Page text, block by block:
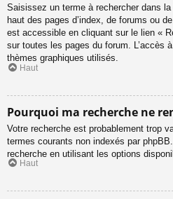
Saisissez un terme à rechercher dans
haut des pages d’index, de forums ou
est accessible en cliquant sur le lien «
sur toutes les pages du forum. L’accès
thèmes graphiques utilisés.
Haut
Pourquoi ma recherche ne
Votre recherche est probablement trop
termes courants non indexés par
recherche en utilisant les options
Haut